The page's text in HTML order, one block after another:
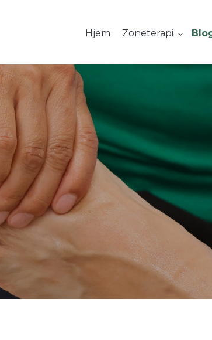
Hjem Zoneterapi